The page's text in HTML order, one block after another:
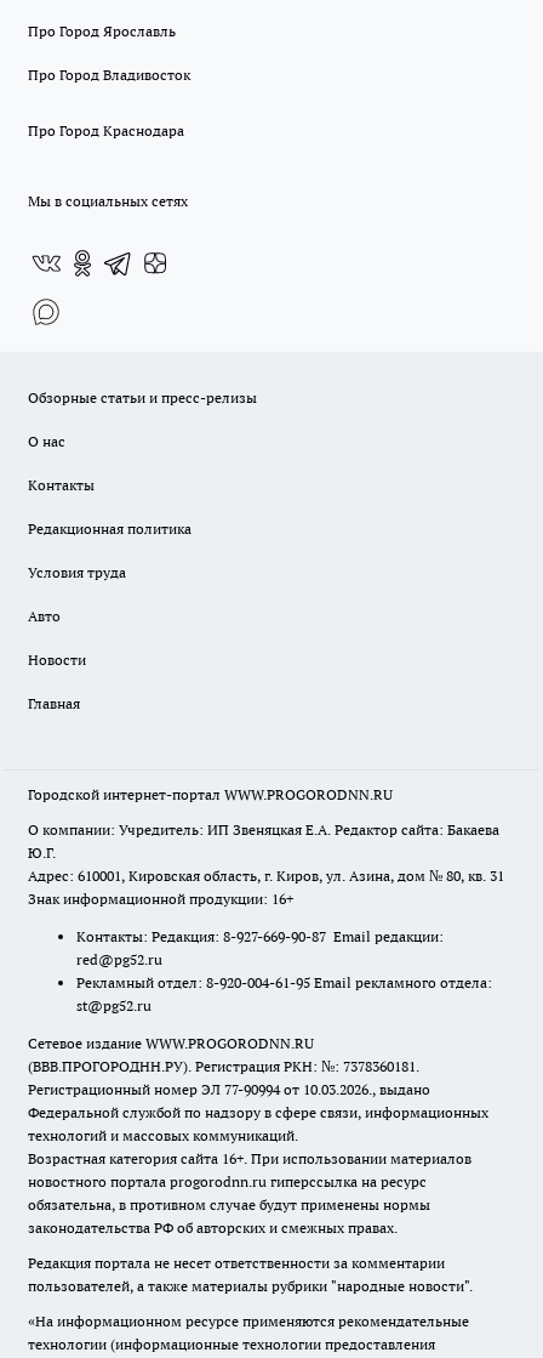
Про Город Ярославль
Про Город Владивосток
Про Город Краснодара
Мы в социальных сетях
Обзорные статьи и пресс-релизы
О нас
Контакты
Редакционная политика
Условия труда
Авто
Новости
Главная
Городской интернет-портал WWW.PROGORODNN.RU
О компании: Учредитель: ИП Звеняцкая Е.А. Редактор сайта: Бакаева
Ю.Г.
Адрес: 610001, Кировская область, г. Киров, ул. Азина, дом № 80, кв. 31
Знак информационной продукции: 16+
Контакты: Редакция: 8-927-669-90-87 Email редакции:
red@pg52.ru
Рекламный отдел: 8-920-004-61-95 Email рекламного отдела:
st@pg52.ru
Сетевое издание WWW.PROGORODNN.RU
(ВВВ.ПРОГОРОДНН.РУ). Регистрация РКН: №: 7378360181.
Регистрационный номер ЭЛ 77-90994 от 10.03.2026., выдано
Федеральной службой по надзору в сфере связи, информационных
технологий и массовых коммуникаций.
Возрастная категория сайта 16+. При использовании материалов
новостного портала progorodnn.ru гиперссылка на ресурс
обязательна, в противном случае будут применены нормы
законодательства РФ об авторских и смежных правах.
Редакция портала не несет ответственности за комментарии
пользователей, а также материалы рубрики "народные новости".
«На информационном ресурсе применяются рекомендательные
технологии (информационные технологии предоставления